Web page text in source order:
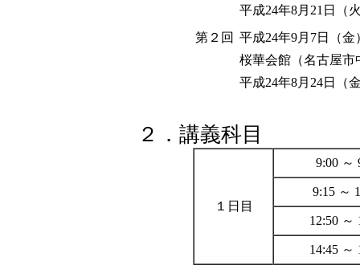
平成24年8月21日（
第２回 平成24年9月7日（
桜華会館（名古屋市
平成24年8月24日（
２．講義科目
１日目
9:00 ～
9:15 ～
12:50 ～
14:45 ～